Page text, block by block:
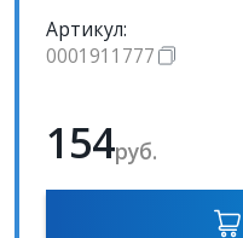
Артикул:
0001911777
154руб.